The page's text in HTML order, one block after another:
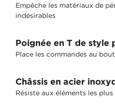
Empêche les matériaux de
indésirables
Poignée en T de style
Place les commandes au
Châssis en acier
Résiste aux éléments les